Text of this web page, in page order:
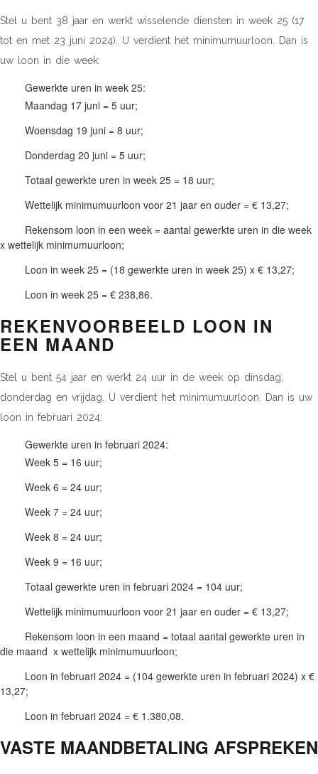
Stel u bent 38 jaar en werkt wisselende diensten in week 25 (17
tot en met 23 juni 2024). U verdient het minimumuurloon. Dan is
uw loon in die week:
Gewerkte uren in week 25:
Maandag 17 juni = 5 uur;
Woensdag 19 juni = 8 uur;
Donderdag 20 juni = 5 uur;
Totaal gewerkte uren in week 25 = 18 uur;
Wettelijk minimumuurloon voor 21 jaar en ouder = € 13,27;
Rekensom loon in een week = aantal gewerkte uren in die week
x wettelijk minimumuurloon;
Loon in week 25 = (18 gewerkte uren in week 25) x € 13,27;
Loon in week 25 = € 238,86.
REKENVOORBEELD LOON IN
EEN MAAND
Stel u bent 54 jaar en werkt 24 uur in de week op dinsdag,
donderdag en vrijdag. U verdient het minimumuurloon. Dan is uw
loon in februari 2024:
Gewerkte uren in februari 2024:
Week 5 = 16 uur;
Week 6 = 24 uur;
Week 7 = 24 uur;
Week 8 = 24 uur;
Week 9 = 16 uur;
Totaal gewerkte uren in februari 2024 = 104 uur;
Wettelijk minimumuurloon voor 21 jaar en ouder = € 13,27;
Rekensom loon in een maand = totaal aantal gewerkte uren in
die maand x wettelijk minimumuurloon;
Loon in februari 2024 = (104 gewerkte uren in februari 2024) x €
13,27;
Loon in februari 2024 = € 1.380,08.
VASTE MAANDBETALING AFSPREKEN